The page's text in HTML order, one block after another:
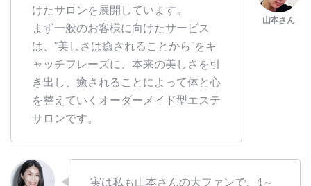
けたサロンを展開しています。
まず一般のお客様に向けたサービス
は、“美しさは癒されることから”をキ
ャッチフレーズに、本来の美しさを引
き出し、癒されることによって体と心
を整えていくオーダーメイド型エステ
サロンです。
実は私も山本さんの大ファンで、4～